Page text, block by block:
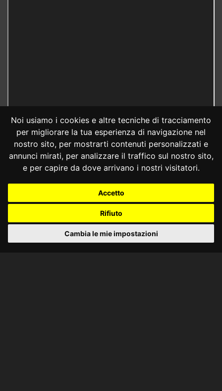
Noi usiamo i cookies e altre tecniche di tracciamento
per migliorare la tua esperienza di navigazione nel
nostro sito, per mostrarti contenuti personalizzati e
annunci mirati, per analizzare il traffico sul nostro sito,
e per capire da dove arrivano i nostri visitatori.
Accetto
Rifiuto
Cambia le mie impostazioni